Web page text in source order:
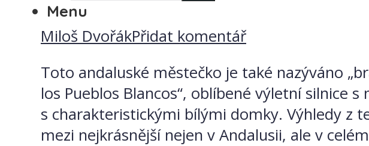
Menu
Miloš DvořákPřidat komentář
Toto andaluské městečko je také nazýváno
los Pueblos Blancos“, oblíbené výletní silnice
s charakteristickými bílými domky. Výhledy z
mezi nejkrásnější nejen v Andalusii, ale v